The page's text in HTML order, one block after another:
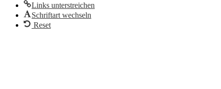
Links unterstreichen
Schriftart wechseln
Reset